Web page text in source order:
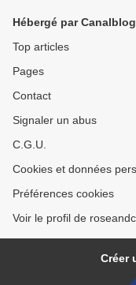
Hébergé par Canalblog
Top articles
Pages
Contact
Signaler un abus
C.G.U.
Cookies et données
Préférences cookies
Voir le profil de
Créer